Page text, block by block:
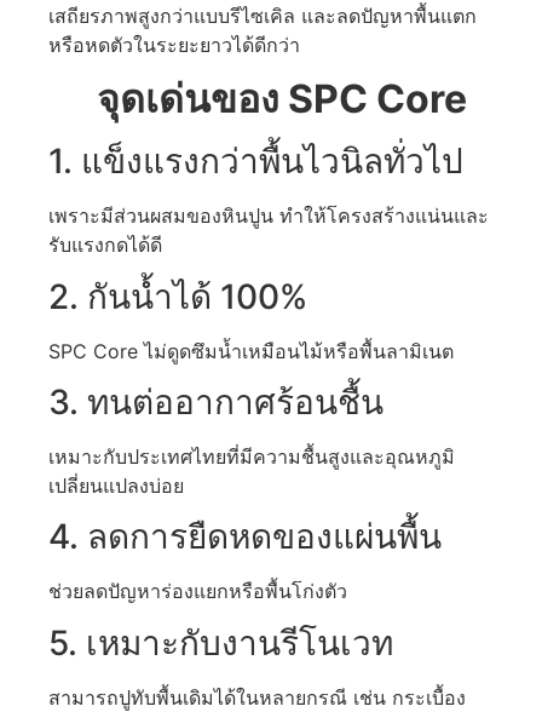
เสถียรภาพสูงกว่าแบบรีไซเคิล และลดปัญหาพื้นแตก
หรือหดตัวในระยะยาวได้ดีกว่า
จุดเด่นของ SPC Core
1. แข็งแรงกว่าพื้นไวนิลทั่วไป
เพราะมีส่วนผสมของหินปูน ทำให้โครงสร้างแน่นและ
รับแรงกดได้ดี
2. กันน้ำได้ 100%
SPC Core ไม่ดูดซึมน้ำเหมือนไม้หรือพื้นลามิเนต
3. ทนต่ออากาศร้อนชื้น
เหมาะกับประเทศไทยที่มีความชื้นสูงและอุณหภูมิ
เปลี่ยนแปลงบ่อย
4. ลดการยืดหดของแผ่นพื้น
ช่วยลดปัญหาร่องแยกหรือพื้นโก่งตัว
5. เหมาะกับงานรีโนเวท
สามารถปูทับพื้นเดิมได้ในหลายกรณี เช่น กระเบื้อง